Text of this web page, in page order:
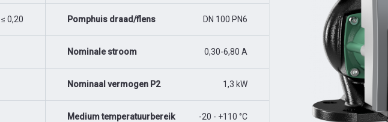
≤ 0,20 Pomphuis draad/flens DN 100 PN6
Nominale stroom 0,30-6,80 A
Nominaal vermogen P2 1,3 kW
Medium temperatuurbereik -20 - +110 °C